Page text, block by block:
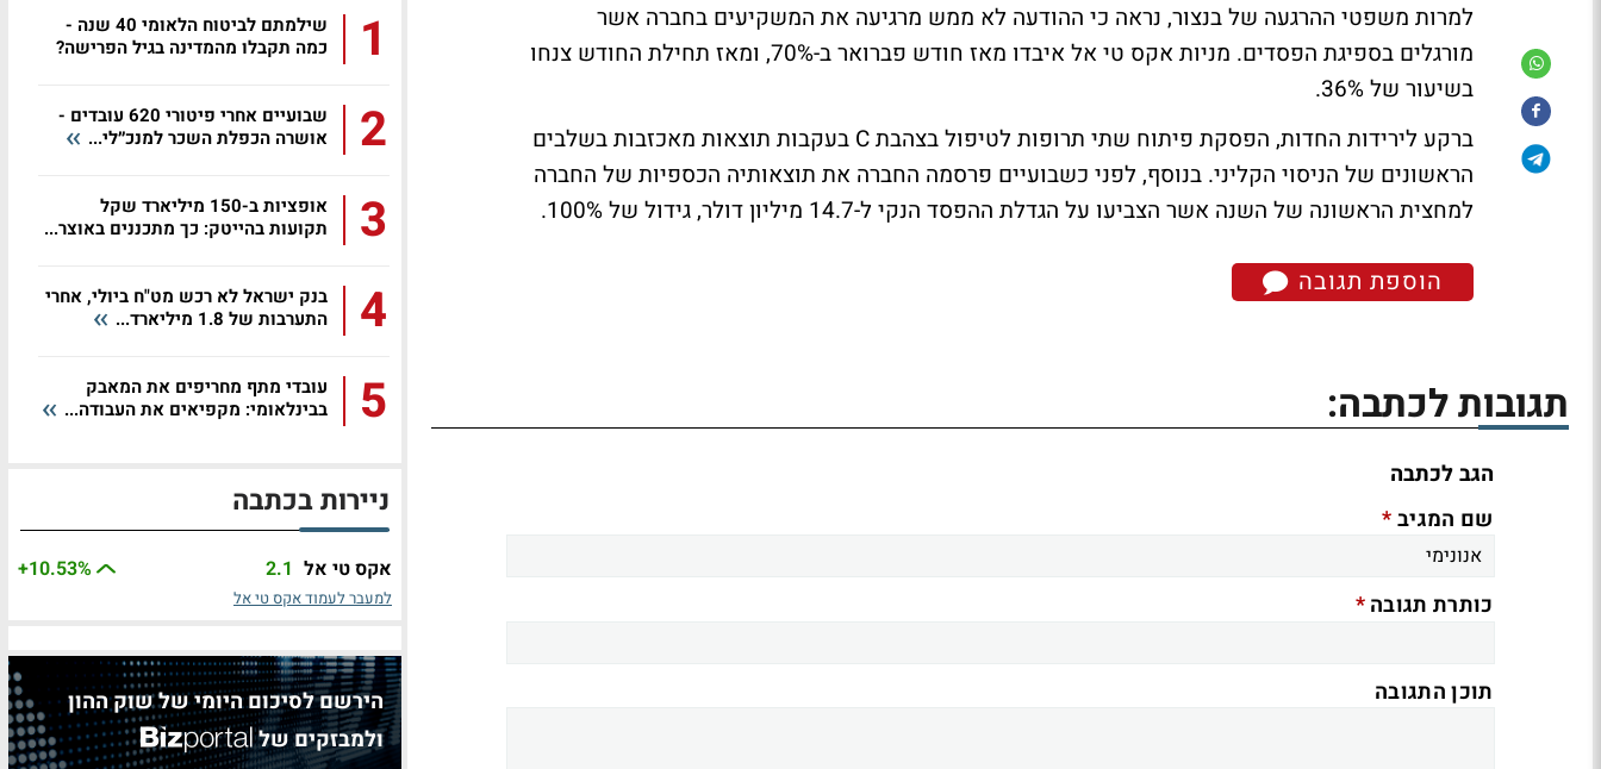
למרות משפטי ההרגעה של בנצור, נראה כי ההודעה לא ממש מרגיעה את המשקיעים בחברה אשר
מורגלים בספיגת הפסדים. מניות אקס טי אל איבדו מאז חודש פברואר ב-70%, ומאז תחילת החודש צנחו
בשיעור של 36%.
ברקע לירידות החדות, הפסקת פיתוח שתי תרופות לטיפול בצהבת C בעקבות תוצאות מאכזבות בשלבים
הראשונים של הניסוי הקליני. בנוסף, לפני כשבועיים פרסמה החברה את תוצאותיה הכספיות של החברה
למחצית הראשונה של השנה אשר הצביעו על הגדלת ההפסד הנקי ל-14.7 מיליון דולר, גידול של 100%.
הוספת תגובה
תגובות לכתבה:
הגב לכתבה
שם המגיב*
כותרת תגובה*
תוכן התגובה
1
שילמתם לביטוח הלאומי 40 שנה -
כמה תקבלו מהמדינה בגיל הפרישה?
2
שבועיים אחרי פיטורי 620 עובדים -
אושרה הכפלת השכר למנכ״לי...
3
אופציות ב-150 מיליארד שקל
תקועות בהייטק: כך מתכננים באוצר...
4
בנק ישראל לא רכש מט"ח ביולי, אחרי
התערבות של 1.8 מיליארד...
5
עובדי מתף מחריפים את המאבק
בבינלאומי: מקפיאים את העבודה...
ניירות בכתבה
אקס טי אל 2.1
+10.53%
למעבר לעמוד אקס טי אל
הירשם לסיכום היומי של שוק ההון
ולמבזקים של